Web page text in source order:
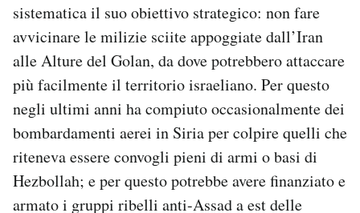
sistematica il suo obiettivo strategico: non fare
avvicinare le milizie sciite appoggiate dall’Iran
alle Alture del Golan, da dove potrebbero attaccare
più facilmente il territorio israeliano. Per questo
negli ultimi anni ha compiuto occasionalmente dei
bombardamenti aerei in Siria per colpire quelli che
riteneva essere convogli pieni di armi o basi di
Hezbollah; e per questo potrebbe avere finanziato e
armato i gruppi ribelli anti-Assad a est delle